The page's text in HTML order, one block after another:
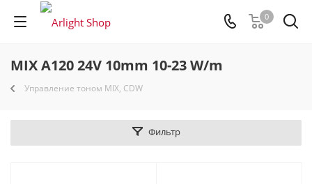
0
MIX A120 24V 10mm 10-23 W/m
Управление тоном MIX, CDW
Фильтр